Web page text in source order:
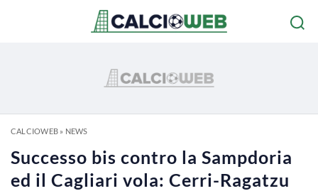
CALCIOWEB» NEWS
Successo bis contro la Sampdoria
ed il Cagliari vola: Cerri-Ragatzu